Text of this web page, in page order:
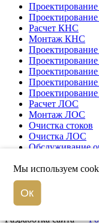
Расчет КНС
Монтаж КНС
Расчет ЛОС
Монтаж ЛОС
Очистка стоков
Очистка ЛОС
Обслуживание
© Компания
Карта сайта
Разработка сайта —
Мы используем
Ок